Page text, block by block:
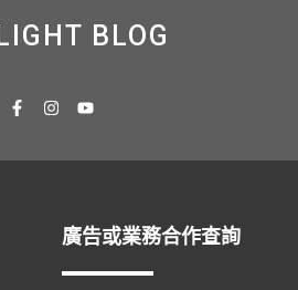
BLOG
廣告或業務合作查詢